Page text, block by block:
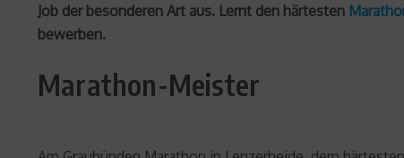
Job der besonderen Art aus. Lernt den härtesten
bewerben.
Marathon-Meister